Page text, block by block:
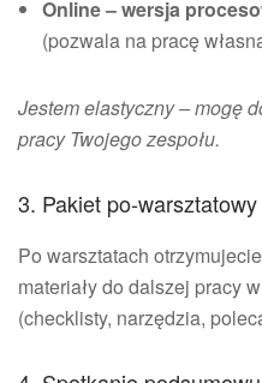
Online – wersja
(pozwala na pracę
Jestem elastyczny – mogę
pracy Twojego zespołu.
3. Pakiet po-warsztatowy
Po warsztatach
materiały do dalszej pracy
(checklisty, narzędzia,